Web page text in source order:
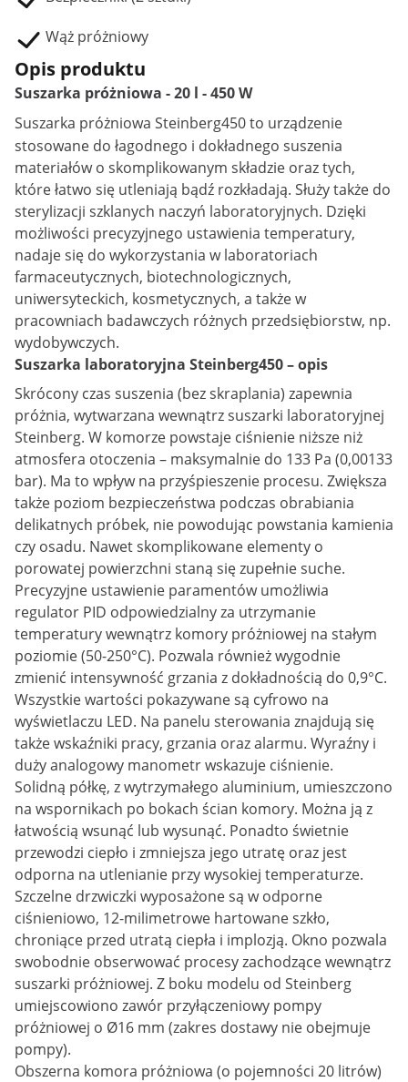
Wąż próżniowy
Opis produktu
Suszarka próżniowa - 20 l - 450 W
Suszarka próżniowa Steinberg450 to urządzenie
stosowane do łagodnego i dokładnego suszenia
materiałów o skomplikowanym składzie oraz tych,
które łatwo się utleniają bądź rozkładają. Służy także do
sterylizacji szklanych naczyń laboratoryjnych. Dzięki
możliwości precyzyjnego ustawienia temperatury,
nadaje się do wykorzystania w laboratoriach
farmaceutycznych, biotechnologicznych,
uniwersyteckich, kosmetycznych, a także w
pracowniach badawczych różnych przedsiębiorstw, np.
wydobywczych.
Suszarka laboratoryjna Steinberg450 – opis
Skrócony czas suszenia (bez skraplania) zapewnia
próżnia, wytwarzana wewnątrz suszarki laboratoryjnej
Steinberg. W komorze powstaje ciśnienie niższe niż
atmosfera otoczenia – maksymalnie do 133 Pa (0,00133
bar). Ma to wpływ na przyśpieszenie procesu. Zwiększa
także poziom bezpieczeństwa podczas obrabiania
delikatnych próbek, nie powodując powstania kamienia
czy osadu. Nawet skomplikowane elementy o
porowatej powierzchni staną się zupełnie suche.
Precyzyjne ustawienie paramentów umożliwia
regulator PID odpowiedzialny za utrzymanie
temperatury wewnątrz komory próżniowej na stałym
poziomie (50-250°C). Pozwala również wygodnie
zmienić intensywność grzania z dokładnością do 0,9°C.
Wszystkie wartości pokazywane są cyfrowo na
wyświetlaczu LED. Na panelu sterowania znajdują się
także wskaźniki pracy, grzania oraz alarmu. Wyraźny i
duży analogowy manometr wskazuje ciśnienie.
Solidną półkę, z wytrzymałego aluminium, umieszczono
na wspornikach po bokach ścian komory. Można ją z
łatwością wsunąć lub wysunąć. Ponadto świetnie
przewodzi ciepło i zmniejsza jego utratę oraz jest
odporna na utlenianie przy wysokiej temperaturze.
Szczelne drzwiczki wyposażone są w odporne
ciśnieniowo, 12-milimetrowe hartowane szkło,
chroniące przed utratą ciepła i implozją. Okno pozwala
swobodnie obserwować procesy zachodzące wewnątrz
suszarki próżniowej. Z boku modelu od Steinberg
umiejscowiono zawór przyłączeniowy pompy
próżniowej o Ø16 mm (zakres dostawy nie obejmuje
pompy).
Obszerna komora próżniowa (o pojemności 20 litrów)